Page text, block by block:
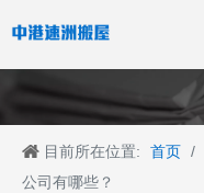
目前所在位置: 首页 /
公司有哪些？